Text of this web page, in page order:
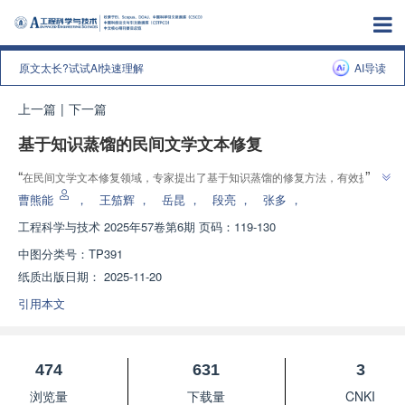
原文太长?试试AI快速理解 AI导读
上一篇 | 下一篇
基于知识蒸馏的民间文学文本修复
“在民间文学文本修复领域，专家提出了基于知识蒸馏的修复方法，有效提升
了修复质量和效率。”
”
曹熊能 ， 王笳辉 ， 岳昆 ， 段亮 ， 张多 ，
工程科学与技术 2025年57卷第6期 页码：119-130
中图分类号： TP391
纸质出版日期： 2025-11-20
引用本文
474
浏览量
631
下载量
3
CNKI